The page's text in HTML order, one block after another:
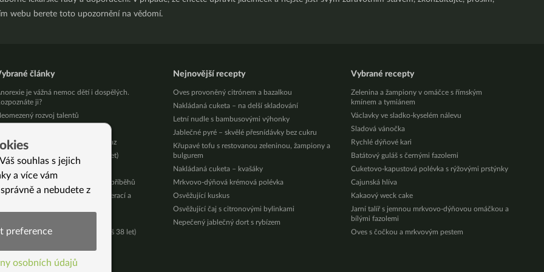
webu berete toto upozornění na vědomí.
články
je vážná nemoc dětí i dospělých.
ji?
rozvoj talentů
slečny v plavkách vyhrávají poukaz
jsem přestala pít kávu (Jana, 38 let)
Jinak 2024: Rok plný skvělých příběhů
uchránit děti před zbytečnou operací a
půst o vodě a zrní (Lukáš 38 let)
Nejnovější recepty
Oves provoněný citrónem a bazalkou
Nakládaná cuketa – na delší skladování
Letní nudle s bambusovými výhonky
Jablečné pyré – skvělé přesnídávky bez cukru
Křupavé tofu s restovanou zeleninou, žampiony a
bulgurem
Nakládaná cuketa – kvašáky
Mrkvovo-dýňová krémová polévka
Osvěžující kuskus
Osvěžující čaj s citronovými bylinkami
Nepečený jablečný dort s rybízem
Vybrané recepty
Zelenina a žampiony v omáčce s římským
kmínem a tymiánem
Václavky ve sladko-kyselém nálevu
Sladová vánočka
Rychlé dýňové kari
Batátový guláš s černými fazolemi
Cuketovo-kapustová polévka s rýžovými prstýnky
Cajunská hlíva
Kakaový weck cake
Jarní talíř s jemnou mrkvovo-dýňovou omáčkou a
bílými fazolemi
Oves s čočkou a mrkvovým pestem
souhlas s jejich
a více vám
a nebudete z
preference
osobních údajů